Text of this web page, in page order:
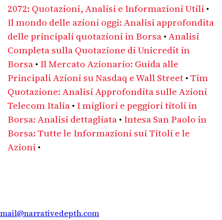
2072: Quotazioni, Analisi e Informazioni Utili•
Il mondo delle azioni oggi: Analisi approfondita
delle principali quotazioni in Borsa•Analisi
Completa sulla Quotazione di Unicredit in
Borsa• Il Mercato Azionario: Guida alle
Principali Azioni su Nasdaq e Wall Street•Tim
Quotazione: Analisi Approfondita sulle Azioni
Telecom Italia• I migliori e peggiori titoli in
Borsa: Analisi dettagliata• Intesa San Paolo in
Borsa: Tutte le Informazioni sui Titoli e le
Azioni•
mail@narrativedepth.com